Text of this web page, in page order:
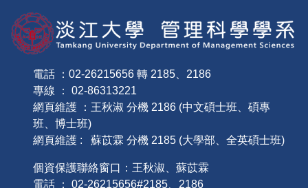
電話 ：02-26215656 轉 2185、2186
專線 ： 02-86313221
網頁維護 ：王秋淑 分機 2186 (中文碩士班、碩專
班、博士班)
網頁維護 : 蘇苡霖 分機 2185 (大學部、全英碩士班)
個資保護聯絡窗口：王秋淑、蘇苡霖
電話 ： 02-26215656#2185、2186